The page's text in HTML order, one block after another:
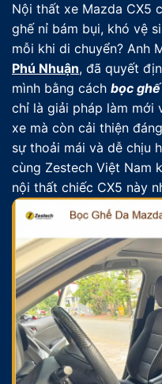
Nội thất xe Mazda CX5
ghế nỉ bám bụi, khó vệ
mỗi khi di chuyển? Anh
Phú Nhuận, đã quyết
mình bằng cách bọc
chỉ là giải pháp làm mới
xe mà còn cải thiện
sự thoải mái và dễ chịu
cùng Zestech Việt Nam
nội thất chiếc CX5 này